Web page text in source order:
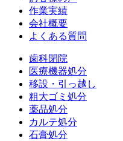
作業実績
会社概要
よくある質問
歯科閉院
医療機器処分
移設・引っ越し
粗大ゴミ処分
薬品処分
カルテ処分
石膏処分